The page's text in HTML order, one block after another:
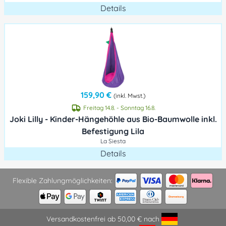
Details
159,90 € (inkl. Mwst.)
Freitag 14.8. - Sonntag 16.8.
Joki Lilly - Kinder-Hängehöhle aus Bio-Baumwolle inkl.
Befestigung Lila
La Siesta
Details
Flexible Zahlungmöglichkeiten:
Versandkostenfrei ab 50,00 € nach